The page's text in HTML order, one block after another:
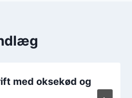
med oksekød og